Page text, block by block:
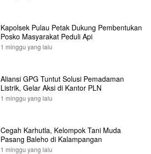
Kapolsek Pulau Petak Dukung Pembentukan
Posko Masyarakat Peduli Api
1 minggu yang lalu
Aliansi GPG Tuntut Solusi Pemadaman
Listrik, Gelar Aksi di Kantor PLN
1 minggu yang lalu
Cegah Karhutla, Kelompok Tani Muda
Pasang Baleho di Kalampangan
1 minggu yang lalu